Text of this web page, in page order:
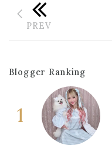
Blogger Ranking
1